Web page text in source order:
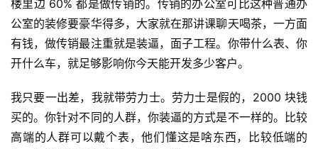
楼里边 60% 都是做传销的。传销的办公室可比这种普通办
公室的装修要豪华得多，大家就在那讲课聊天喝茶，一方面
有钱，做传销最注重就是装逼，面子工程。你带什么表、你
开什么车，就足够影响你今天能开发多少客户。
我只要一出差，我就带劳力士。劳力士是假的，2000 块钱
买的。你针对不同的人群，你装逼的方式是不一样的。比较
高端的人群可以戴个表，他们懂这是啥东西，比较低端的